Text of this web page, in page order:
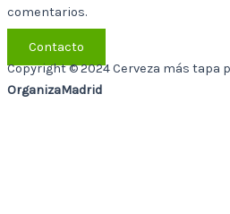
comentarios.
Contacto
Copyright © 2024 Cerveza más tapa
OrganizaMadrid